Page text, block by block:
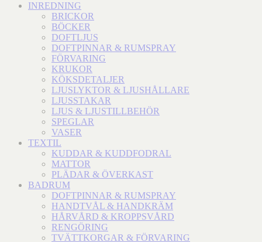
INREDNING
BRICKOR
BÖCKER
DOFTLJUS
DOFTPINNAR & RUMSPRAY
FÖRVARING
KRUKOR
KÖKSDETALJER
LJUSLYKTOR & LJUSHÅLLARE
LJUSSTAKAR
LJUS & LJUSTILLBEHÖR
SPEGLAR
VASER
TEXTIL
KUDDAR & KUDDFODRAL
MATTOR
PLÄDAR & ÖVERKAST
BADRUM
DOFTPINNAR & RUMSPRAY
HANDTVÅL & HANDKRÄM
HÅRVÅRD & KROPPSVÅRD
RENGÖRING
TVÄTTKORGAR & FÖRVARING